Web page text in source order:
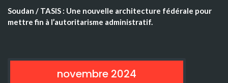
Soudan / TASIS : Une nouvelle architecture fédérale pour
mettre fin à l’autoritarisme administratif.
novembre 2024